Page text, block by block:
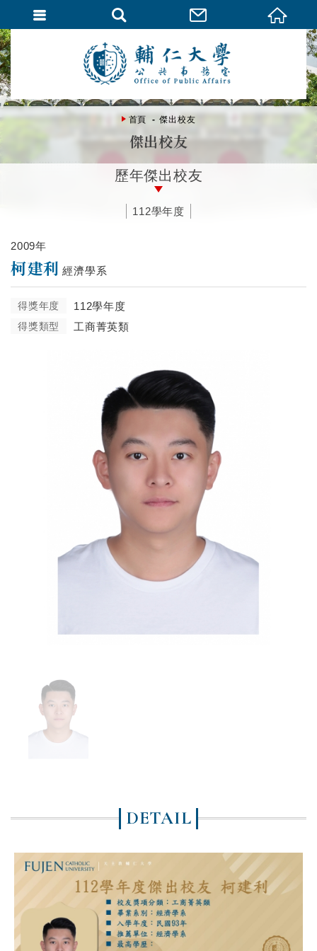
首頁 傑出校友
傑出校友
歷年傑出校友
112學年度
2009年
柯建利 經濟學系
得獎年度 112學年度
得獎類型 工商菁英類
DETAIL